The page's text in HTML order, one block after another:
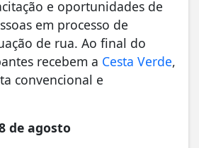
e oportunidades de
em processo de
de rua. Ao final do
recebem a Cesta Verde,
convencional e
de agosto